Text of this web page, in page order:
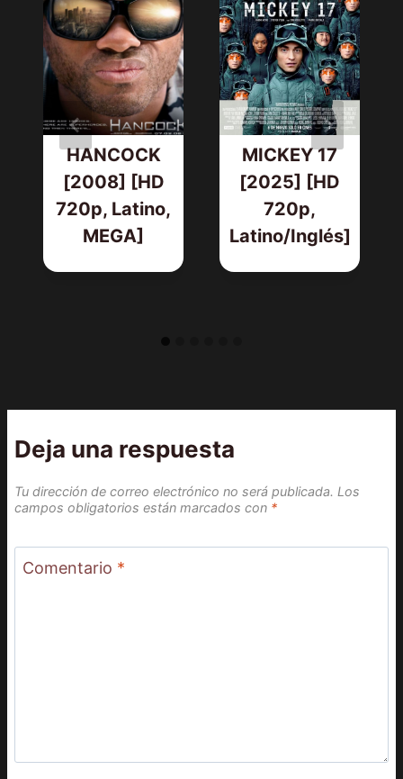
HANCOCK
[2008] [HD
720p, Latino,
MEGA]
MICKEY 17
[2025] [HD
720p,
Latino/Inglés]
Deja una respuesta
Tu dirección de correo electrónico no será publicada. Los
campos obligatorios están marcados con *
Comentario *